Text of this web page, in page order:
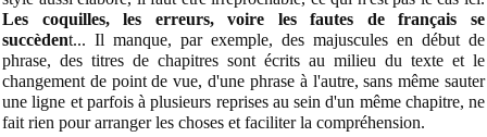
Les coquilles, les erreurs, voire les fautes de français se
succèdent... Il manque, par exemple, des majuscules en début de
phrase, des titres de chapitres sont écrits au milieu du texte et le
changement de point de vue, d'une phrase à l'autre, sans même sauter
une ligne et parfois à plusieurs reprises au sein d'un même chapitre, ne
fait rien pour arranger les choses et faciliter la compréhension.